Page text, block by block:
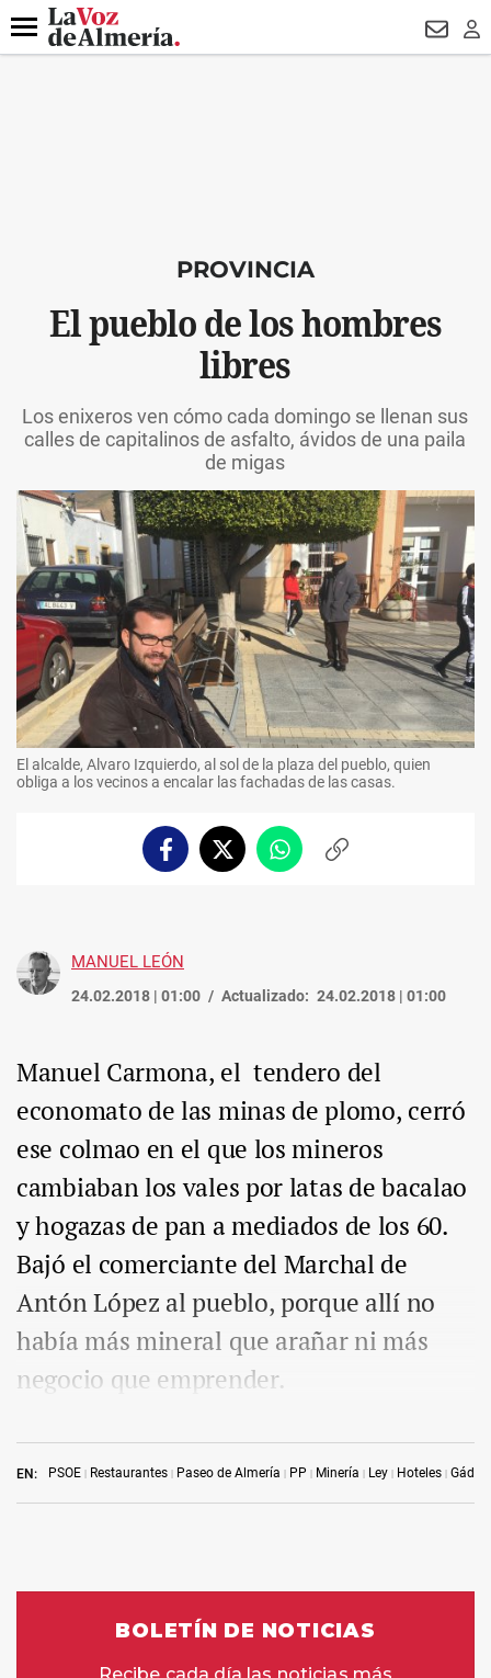
DESTACADO DRON UDA
Menú
PROVINCIA
El pueblo de los hombres
libres
Los enixeros ven cómo cada domingo se llenan sus
calles de capitalinos de asfalto, ávidos de una paila
de migas
El alcalde, Alvaro Izquierdo, al sol de la plaza del pueblo, quien
obliga a los vecinos a encalar las fachadas de las casas.
FacebookTwitterWhatsappCopiar
MANUEL LEÓN
24.02.2018 | 01:00 Actualizado: 24.02.2018 | 01:00
EN: PSOE Restaurantes Paseo de Almería PP Minería Ley Hoteles Gádor
Manuel Carmona, el tendero del
economato de las minas de plomo, cerró
ese colmao en el que los mineros
cambiaban los vales por latas de bacalao
y hogazas de pan a mediados de los 60.
Bajó el comerciante del Marchal de
Antón López al pueblo, porque allí no
había más mineral que arañar ni más
negocio que emprender.